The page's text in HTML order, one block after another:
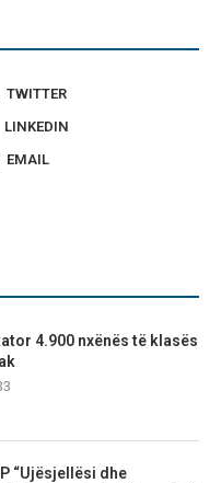
TWITTER
LINKEDIN
EMAIL
4.900 nxënës të klasës
“Ujësjellësi dhe